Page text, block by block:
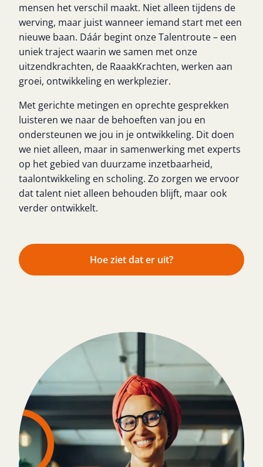
mensen het verschil maakt. Niet alleen tijdens de
werving, maar juist wanneer iemand start met een
nieuwe baan. Dáár begint onze Talentroute – een
uniek traject waarin we samen met onze
uitzendkrachten, de RaaakKrachten, werken aan
groei, ontwikkeling en werkplezier.
Met gerichte metingen en oprechte gesprekken
luisteren we naar de behoeften van jou en
ondersteunen we jou in je ontwikkeling. Dit doen
we niet alleen, maar in samenwerking met experts
op het gebied van duurzame inzetbaarheid,
taalontwikkeling en scholing. Zo zorgen we ervoor
dat talent niet alleen behouden blijft, maar ook
verder ontwikkelt.
Hoe ziet dat er uit?